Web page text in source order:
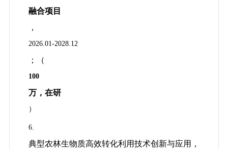
融合项目
，
2026.01-2028.12
；（
100
万，在研
）
6.
典型农林生物质高效转化利用技术创新与应用，